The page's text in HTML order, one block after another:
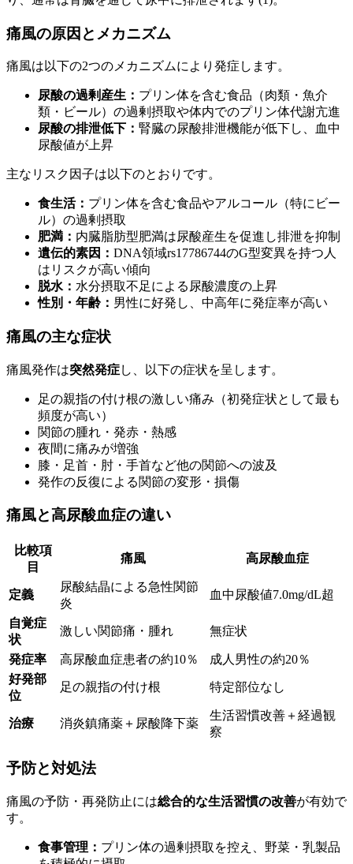
痛風の原因とメカニズム
痛風は以下の2つのメカニズムにより発症します。
尿酸の過剰産生： プリン体を含む食品（肉類・魚介
類・ビール）の過剰摂取や体内でのプリン体代謝亢進
尿酸の排泄低下： 腎臓の尿酸排泄機能が低下し、血中
尿酸値が上昇
主なリスク因子は以下のとおりです。
食生活： プリン体を含む食品やアルコール（特にビー
ル）の過剰摂取
肥満： 内臓脂肪型肥満は尿酸産生を促進し排泄を抑制
遺伝的素因： DNA領域rs17786744のG型変異を持つ人
はリスクが高い傾向
脱水： 水分摂取不足による尿酸濃度の上昇
性別・年齢： 男性に好発し、中高年に発症率が高い
痛風の主な症状
痛風発作は突然発症し、以下の症状を呈します。
足の親指の付け根の激しい痛み（初発症状として最も
頻度が高い）
関節の腫れ・発赤・熱感
夜間に痛みが増強
膝・足首・肘・手首など他の関節への波及
発作の反復による関節の変形・損傷
痛風と高尿酸血症の違い
比較項
目
痛風 高尿酸血症
定義
尿酸結晶による急性関節
炎
血中尿酸値7.0mg/dL超
自覚症
状
激しい関節痛・腫れ 無症状
発症率 高尿酸血症患者の約10％
成人男性の約20％
好発部
位
足の親指の付け根 特定部位なし
治療 消炎鎮痛薬＋尿酸降下薬
生活習慣改善＋経過観
察
予防と対処法
痛風の予防・再発防止には総合的な生活習慣の改善が有効で
す。
食事管理： プリン体の過剰摂取を控え、野菜・乳製品